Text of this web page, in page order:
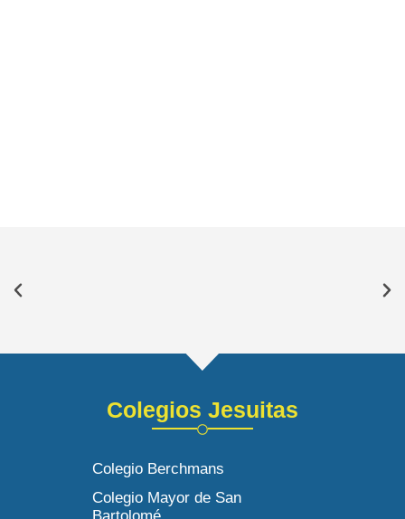
Colegios Jesuitas
Colegio Berchmans
Colegio Mayor de San